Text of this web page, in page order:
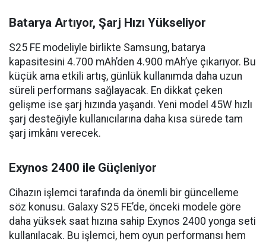
Batarya Artıyor, Şarj Hızı Yükseliyor
S25 FE modeliyle birlikte Samsung, batarya
kapasitesini 4.700 mAh’den 4.900 mAh’ye çıkarıyor. Bu
küçük ama etkili artış, günlük kullanımda daha uzun
süreli performans sağlayacak. En dikkat çeken
gelişme ise şarj hızında yaşandı. Yeni model 45W hızlı
şarj desteğiyle kullanıcılarına daha kısa sürede tam
şarj imkânı verecek.
Exynos 2400 ile Güçleniyor
Cihazın işlemci tarafında da önemli bir güncelleme
söz konusu. Galaxy S25 FE’de, önceki modele göre
daha yüksek saat hızına sahip Exynos 2400 yonga seti
kullanılacak. Bu işlemci, hem oyun performansı hem